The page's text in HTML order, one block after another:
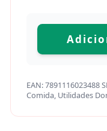
EAN:7891116023488
Comida, Utilidades